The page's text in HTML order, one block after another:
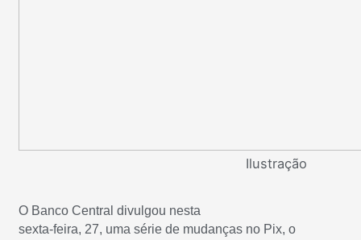
Ilustração
O Banco Central divulgou nesta
sexta-feira, 27, uma série de mudanças no Pix, o